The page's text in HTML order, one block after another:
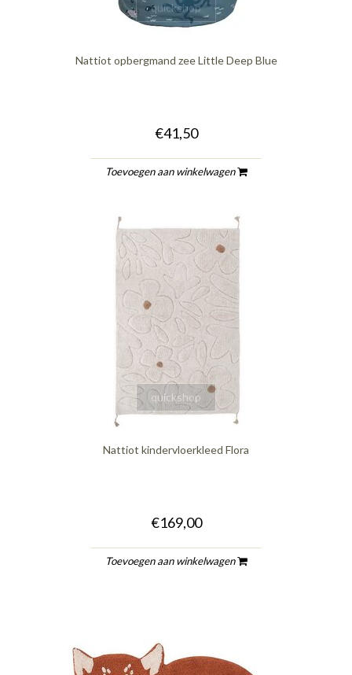
quickshop
Nattiot opbergmand zee Little Deep Blue
€41,50
Toevoegen aan winkelwagen
quickshop
Nattiot kindervloerkleed Flora
€169,00
Toevoegen aan winkelwagen